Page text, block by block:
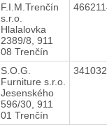
F.I.M.Trenčín
s.r.o.
Hlalalovka
2389/8, 911
08 Trenčín
S.O.G.
Furniture s.r.o.
Jesenského
596/30, 911
01 Trenčín